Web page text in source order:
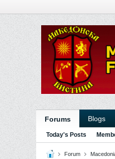
Forums Blogs
Today's Posts
Forum